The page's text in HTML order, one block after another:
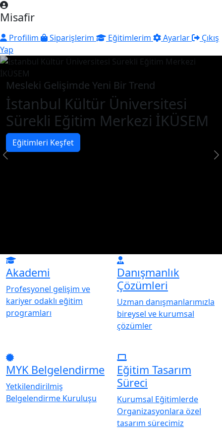
Misafir
Profilim Siparişlerim Eğitimlerim Ayarlar
Çıkış
Yap
Mesleki Gelişimde Yeni Bir Trend
İstanbul Kültür Üniversitesi
Sürekli Eğitim Merkezi İKÜSEM
Eğitimleri Keşfet
Akademi
Profesyonel gelişim ve
kariyer odaklı eğitim
programları
Danışmanlık
Çözümleri
Uzman danışmanlarımızla
bireysel ve kurumsal
çözümler
MYK Belgelendirme
Yetkilendirilmiş
Belgelendirme Kuruluşu
Eğitim Tasarım
Süreci
Kurumsal Eğitimlerde
Organizasyonlara özel
tasarım sürecimiz